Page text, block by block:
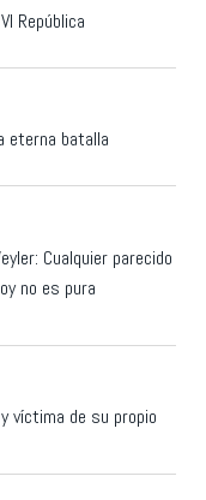
República
eterna batalla
Cualquier parecido
no es pura
víctima de su propio